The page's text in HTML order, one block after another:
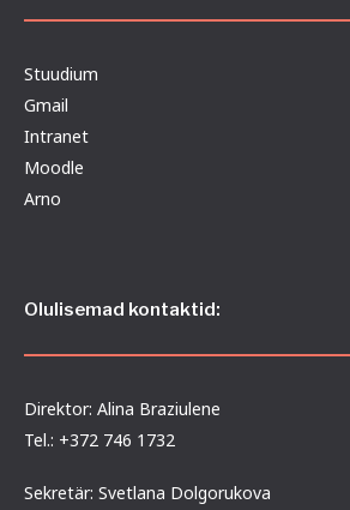
Stuudium
Gmail
Intranet
Moodle
Arno
Olulisemad kontaktid:
Direktor: Alina Braziulene
Tel.: +372 746 1732
Sekretär: Svetlana Dolgorukova